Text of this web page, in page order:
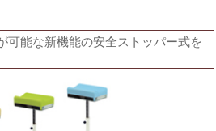
可能な新機能の安全ストッパー式を